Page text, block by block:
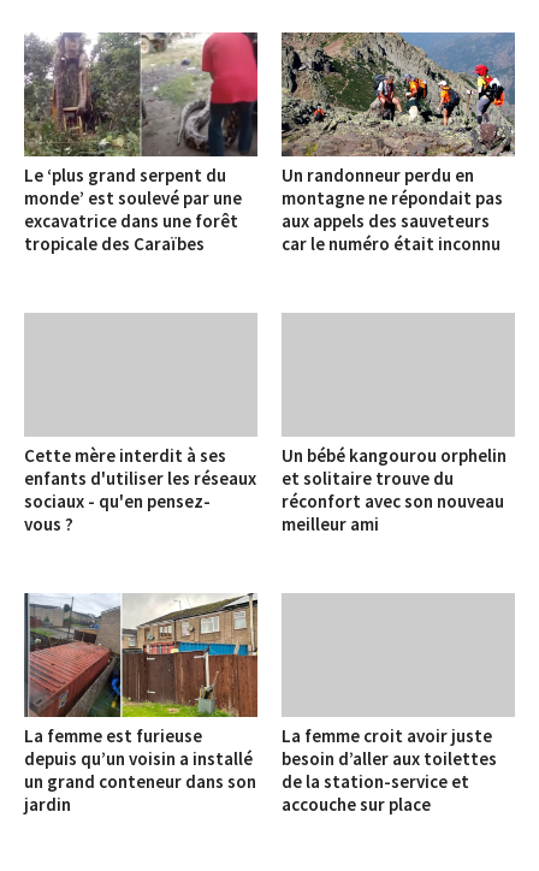
Le ‘plus grand serpent du
monde’ est soulevé par une
excavatrice dans une forêt
tropicale des Caraïbes
Un randonneur perdu en
montagne ne répondait pas
aux appels des sauveteurs
car le numéro était inconnu
Cette mère interdit à ses
enfants d'utiliser les réseaux
sociaux - qu'en pensez-
vous ?
Un bébé kangourou orphelin
et solitaire trouve du
réconfort avec son nouveau
meilleur ami
La femme est furieuse
depuis qu’un voisin a installé
un grand conteneur dans son
jardin
La femme croit avoir juste
besoin d’aller aux toilettes
de la station-service et
accouche sur place